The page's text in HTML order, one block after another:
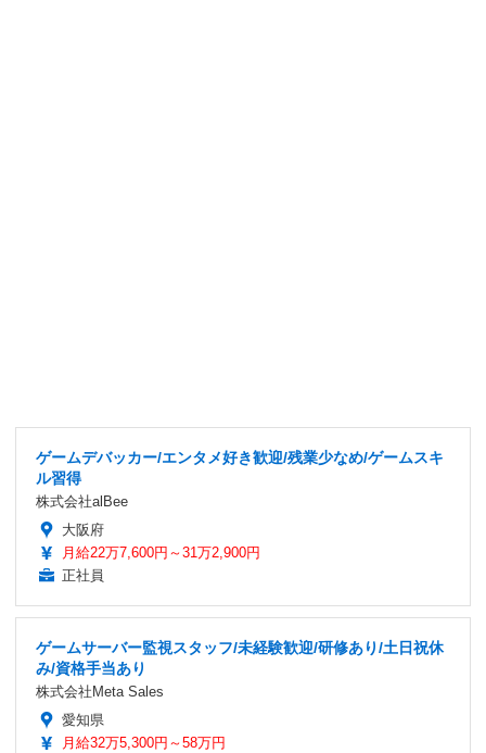
ゲームデバッカー/エンタメ好き歓迎/残業少なめ/ゲームスキ
ル習得
株式会社alBee
大阪府
月給22万7,600円～31万2,900円
正社員
ゲームサーバー監視スタッフ/未経験歓迎/研修あり/土日祝休
み/資格手当あり
株式会社Meta Sales
愛知県
月給32万5,300円～58万円